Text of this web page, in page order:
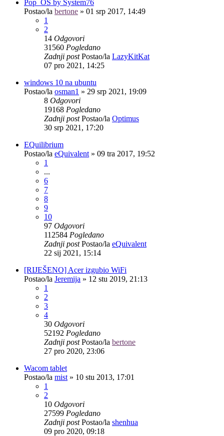
Pop_OS by System76
Postao/la bertone » 01 srp 2017, 14:49
1
2
14 Odgovori
31560 Pogledano
Zadnji postPostao/la LazyKitKat
07 pro 2021, 14:25
windows 10 na ubuntu
Postao/la osman1 » 29 srp 2021, 19:09
8 Odgovori
19168 Pogledano
Zadnji postPostao/la Optimus
30 srp 2021, 17:20
EQuilibrium
Postao/la eQuivalent » 09 tra 2017, 19:52
1
...
6
7
8
9
10
97 Odgovori
112584 Pogledano
Zadnji postPostao/la eQuivalent
22 sij 2021, 15:14
[RIJEŠENO] Acer izgubio WiFi
Postao/la Jeremija » 12 stu 2019, 21:13
1
2
3
4
30 Odgovori
52192 Pogledano
Zadnji postPostao/la bertone
27 pro 2020, 23:06
Wacom tablet
Postao/la mist » 10 stu 2013, 17:01
1
2
10 Odgovori
27599 Pogledano
Zadnji postPostao/la shenhua
09 pro 2020, 09:18